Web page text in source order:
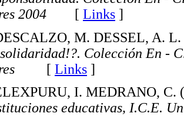
2004 [ Links ]
M. DESSEL, A.
Colección En -
[ Links ]
I. MEDRANO, C.
educativas,